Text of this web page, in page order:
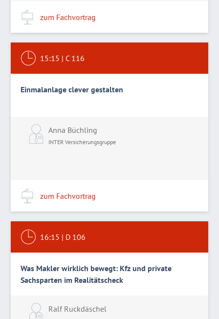
zum Fachvortrag
15:15 | C 116
Einmalanlage clever gestalten
Anna Büchling
INTER Versicherungsgruppe
zum Fachvortrag
16:15 | D 106
Was Makler wirklich bewegt: Kfz und private
Sachsparten im Realitätscheck
Ralf Ruckdäschel